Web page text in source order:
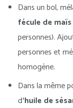
Dans un bol,
fécule de maïs
personnes).
personnes et
homogène.
Dans la même
d‘huile de